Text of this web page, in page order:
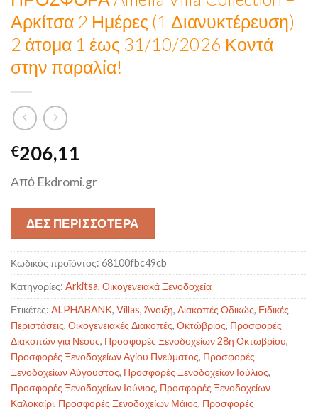
Αρκίτσα 2 Ημέρες (1 Διανυκτέρευση)
2 άτομα 1 έως 31/10/2026 Κοντά
στην παραλία!
€206,11
Από Ekdromi.gr
ΔΕΣ ΠΕΡΙΣΣΟΤΕΡΑ
Κωδικός προϊόντος: 68100fbc49cb
Κατηγορίες: Arkitsa, Οικογενειακά Ξενοδοχεία
Ετικέτες: ALPHABANK, Villas, Άνοιξη, Διακοπές Οδικώς, Ειδικές
Περιστάσεις, Οικογενειακές Διακοπές, Οκτώβριος, Προσφορές
Διακοπών για Νέους, Προσφορές Ξενοδοχείων 28η Οκτωβρίου,
Προσφορές Ξενοδοχείων Αγίου Πνεύματος, Προσφορές
Ξενοδοχείων Αύγουστος, Προσφορές Ξενοδοχείων Ιούλιος,
Προσφορές Ξενοδοχείων Ιούνιος, Προσφορές Ξενοδοχείων
Καλοκαίρι, Προσφορές Ξενοδοχείων Μάιος, Προσφορές